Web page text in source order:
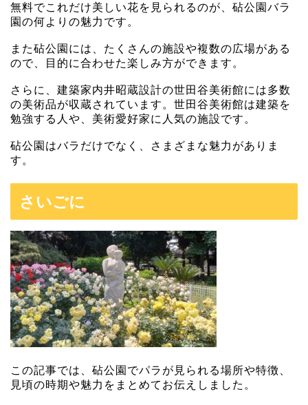
無料でこれだけ美しい花を見られるのが、砧公園バラ
園の何よりの魅力です。
また砧公園には、たくさんの施設や複数の広場がある
ので、目的に合わせた楽しみ方ができます。
さらに、建築家内井昭蔵設計の世田谷美術館には多数
の美術品が収蔵されています。世田谷美術館は建築を
勉強する人や、美術愛好家に人気の施設です。
砧公園はバラだけでなく、さまざまな魅力がありま
す。
さいごに
この記事では、砧公園でパラが見られる場所や特徴、
見頃の時期や魅力をまとめてお伝えしました。